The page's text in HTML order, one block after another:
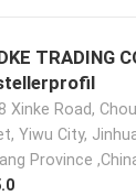
TRADING
Xinke Road,
Yiwu City,
Province